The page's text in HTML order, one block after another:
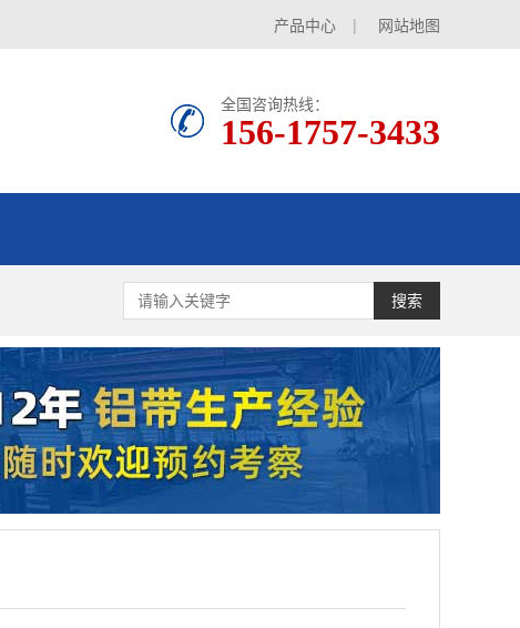
产品中心 | 网站地图
全国咨询热线：
156-1757-3433
搜索